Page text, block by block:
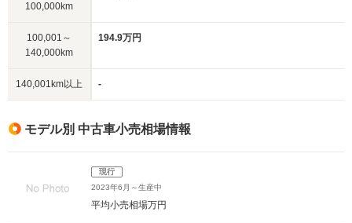
100,000km
100,001～
140,000km
194.9万円
140,001km以上 -
モデル別 中古車小売相場情報
現行
2023年6月～生産中
平均小売相場万円